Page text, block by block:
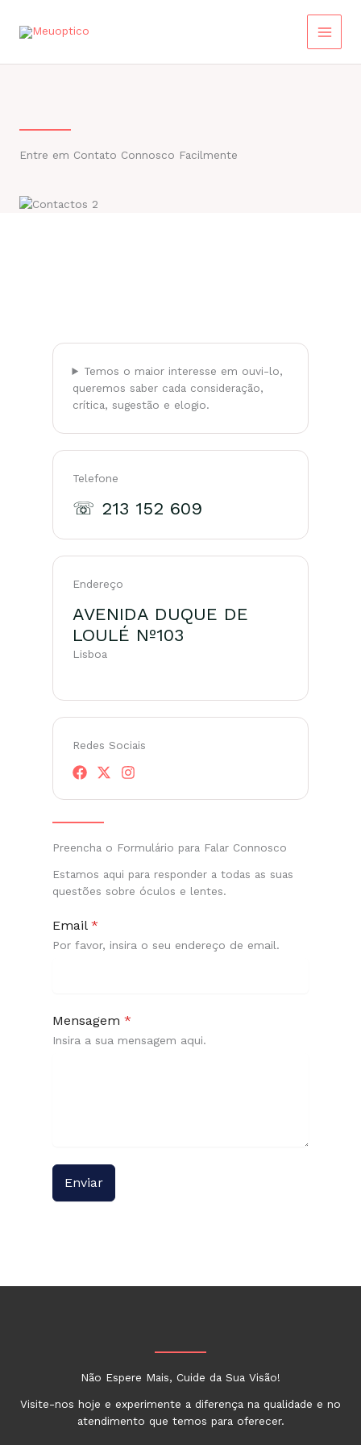
content
Entre em Contato Connosco Facilmente
Temos o maior interesse em ouvi-lo,
queremos saber cada consideração,
crítica, sugestão e elogio.
Telefone
☏ 213 152 609
Endereço
AVENIDA DUQUE DE
LOULÉ Nº103
Lisboa
Redes Sociais
Preencha o Formulário para Falar Connosco
Estamos aqui para responder a todas as suas
questões sobre óculos e lentes.
Email *
Por favor, insira o seu endereço de email.
Mensagem *
Insira a sua mensagem aqui.
Enviar
Não Espere Mais, Cuide da Sua Visão!
Visite-nos hoje e experimente a diferença na qualidade e no
atendimento que temos para oferecer.